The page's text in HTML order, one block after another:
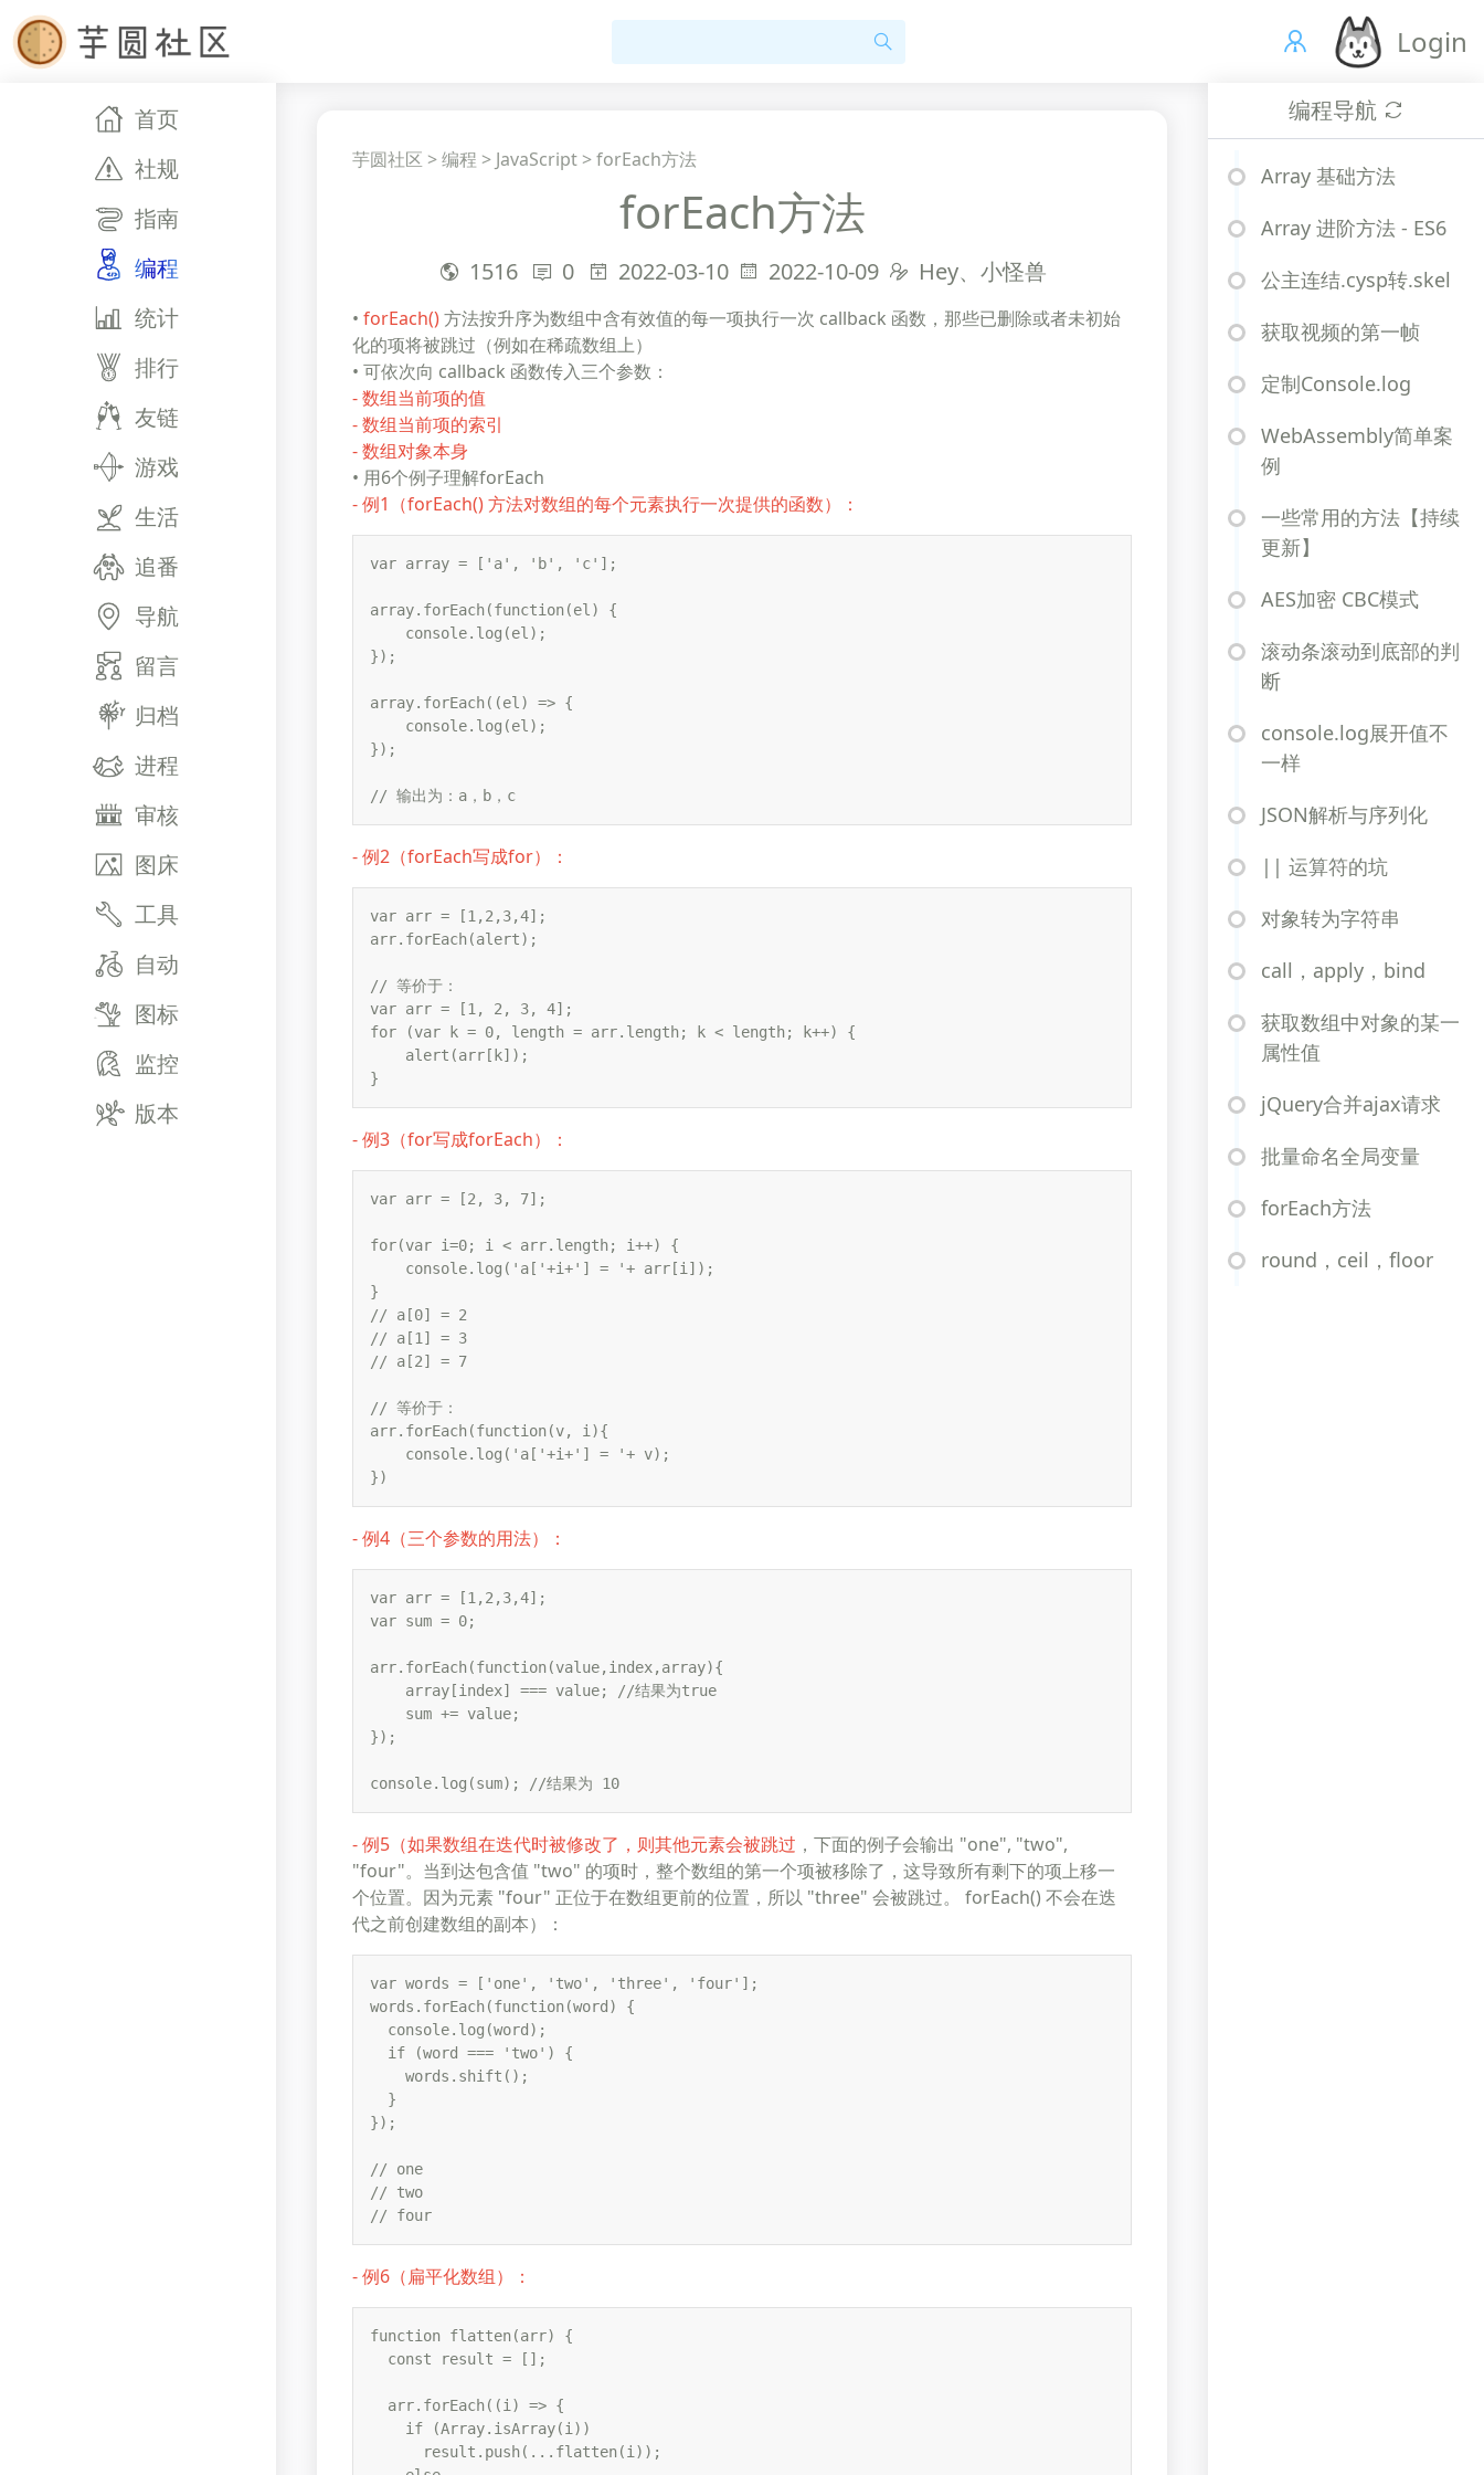
Login
首页
社规
指南
编程
统计
排行
友链
游戏
生活
追番
导航
留言
归档
进程
审核
图床
工具
自动
图标
监控
版本
芋圆社区 >编程 > JavaScript >forEach方法
forEach方法
1516 0 2022-03-10 2022-10-09 Hey、小怪兽
• forEach()方法按升序为数组中含有效值的每一项执行一次 callback 函数，那些已删除或者未初始
化的项将被跳过（例如在稀疏数组上）
• 可依次向 callback 函数传入三个参数：
- 数组当前项的值
- 数组当前项的索引
- 数组对象本身
• 用6个例子理解forEach
- 例1（forEach() 方法对数组的每个元素执行一次提供的函数）：
var array = ['a', 'b', 'c'];
array.forEach(function(el) {
    console.log(el);
});
array.forEach((el) => {
    console.log(el);
});
// 输出为：a，b，c
-例2（forEach写成for）：
var arr = [1,2,3,4];
arr.forEach(alert);
// 等价于：
var arr = [1, 2, 3, 4];
for (var k = 0, length = arr.length; k < length; k++) {
    alert(arr[k]);
}
- 例3（for写成forEach）：
var arr = [2, 3, 7];
for(var i=0; i < arr.length; i++) {
    console.log('a['+i+'] = '+ arr[i]);
}
// a[0] = 2
// a[1] = 3
// a[2] = 7
// 等价于：
arr.forEach(function(v, i){
    console.log('a['+i+'] = '+ v);
})
- 例4（三个参数的用法）：
var arr = [1,2,3,4];
var sum = 0;
arr.forEach(function(value,index,array){
    array[index] === value; //结果为true
    sum += value;
});
console.log(sum); //结果为 10
- 例5（如果数组在迭代时被修改了，则其他元素会被跳过 ，下面的例子会输出 "one", "two",
"four"。当到达包含值 "two" 的项时，整个数组的第一个项被移除了，这导致所有剩下的项上移一
个位置。因为元素 "four" 正位于在数组更前的位置，所以 "three" 会被跳过。 forEach() 不会在迭
代之前创建数组的副本）：
var words = ['one', 'two', 'three', 'four'];
words.forEach(function(word) {
  console.log(word);
  if (word === 'two') {
    words.shift();
  }
});
// one
// two
// four
- 例6（扁平化数组）：
function flatten(arr) {
  const result = [];
  arr.forEach((i) => {
    if (Array.isArray(i))
      result.push(...flatten(i));
编程导航
Array 基础方法
Array 进阶方法 - ES6
公主连结.cysp转.skel
获取视频的第一帧
定制Console.log
WebAssembly简单案
例
一些常用的方法【持续
更新】
AES加密 CBC模式
滚动条滚动到底部的判
断
console.log展开值不
一样
JSON解析与序列化
|| 运算符的坑
对象转为字符串
call，apply，bind
获取数组中对象的某一
属性值
jQuery合并ajax请求
批量命名全局变量
forEach方法
round，ceil，floor